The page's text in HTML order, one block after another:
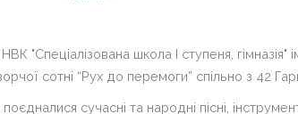
"Спеціалізована школа І ступеня,
сотні “Рух до перемоги” спільно з 42
сучасні та народні пісні,